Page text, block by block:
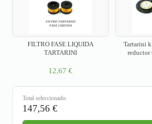
FILTRO FASE LIQUIDA
TARTARINI
12,67 €
Tartarini
reductor
Total seleccionado:
147,56 €